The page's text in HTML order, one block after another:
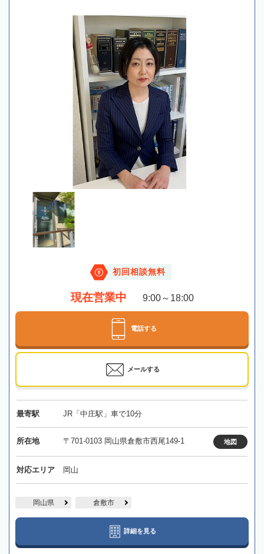
初回相談無料
現在営業中 9:00～18:00
電話する
メールする
最寄駅 JR「中庄駅」車で10分
所在地 〒701-0103 岡山県倉敷市西尾149-1 地図
対応エリア 岡山
岡山県 倉敷市
詳細を見る